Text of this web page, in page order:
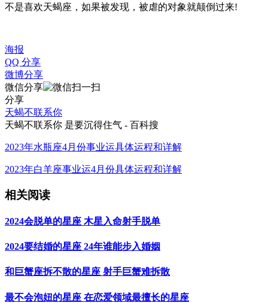
不是喜欢天蝎座，如果被发现，被虐的对象就颠倒过来!
海报
QQ 分享
微博分享
微信分享
分享
天蝎不联系你
天蝎不联系你 是要沉得住气 - 百科搜
​2023年水瓶座4月份事业运具体运程和详解
2023年白羊座事业运4月份具体运程和详解
相关阅读
2024会脱单的星座 木星入命射手脱单
2024要结婚的星座 24年谁能步入婚姻
和巨蟹座拆不散的星座 射手巨蟹难拆散
最不会泡妞的星座 在恋爱领域最擅长的星座